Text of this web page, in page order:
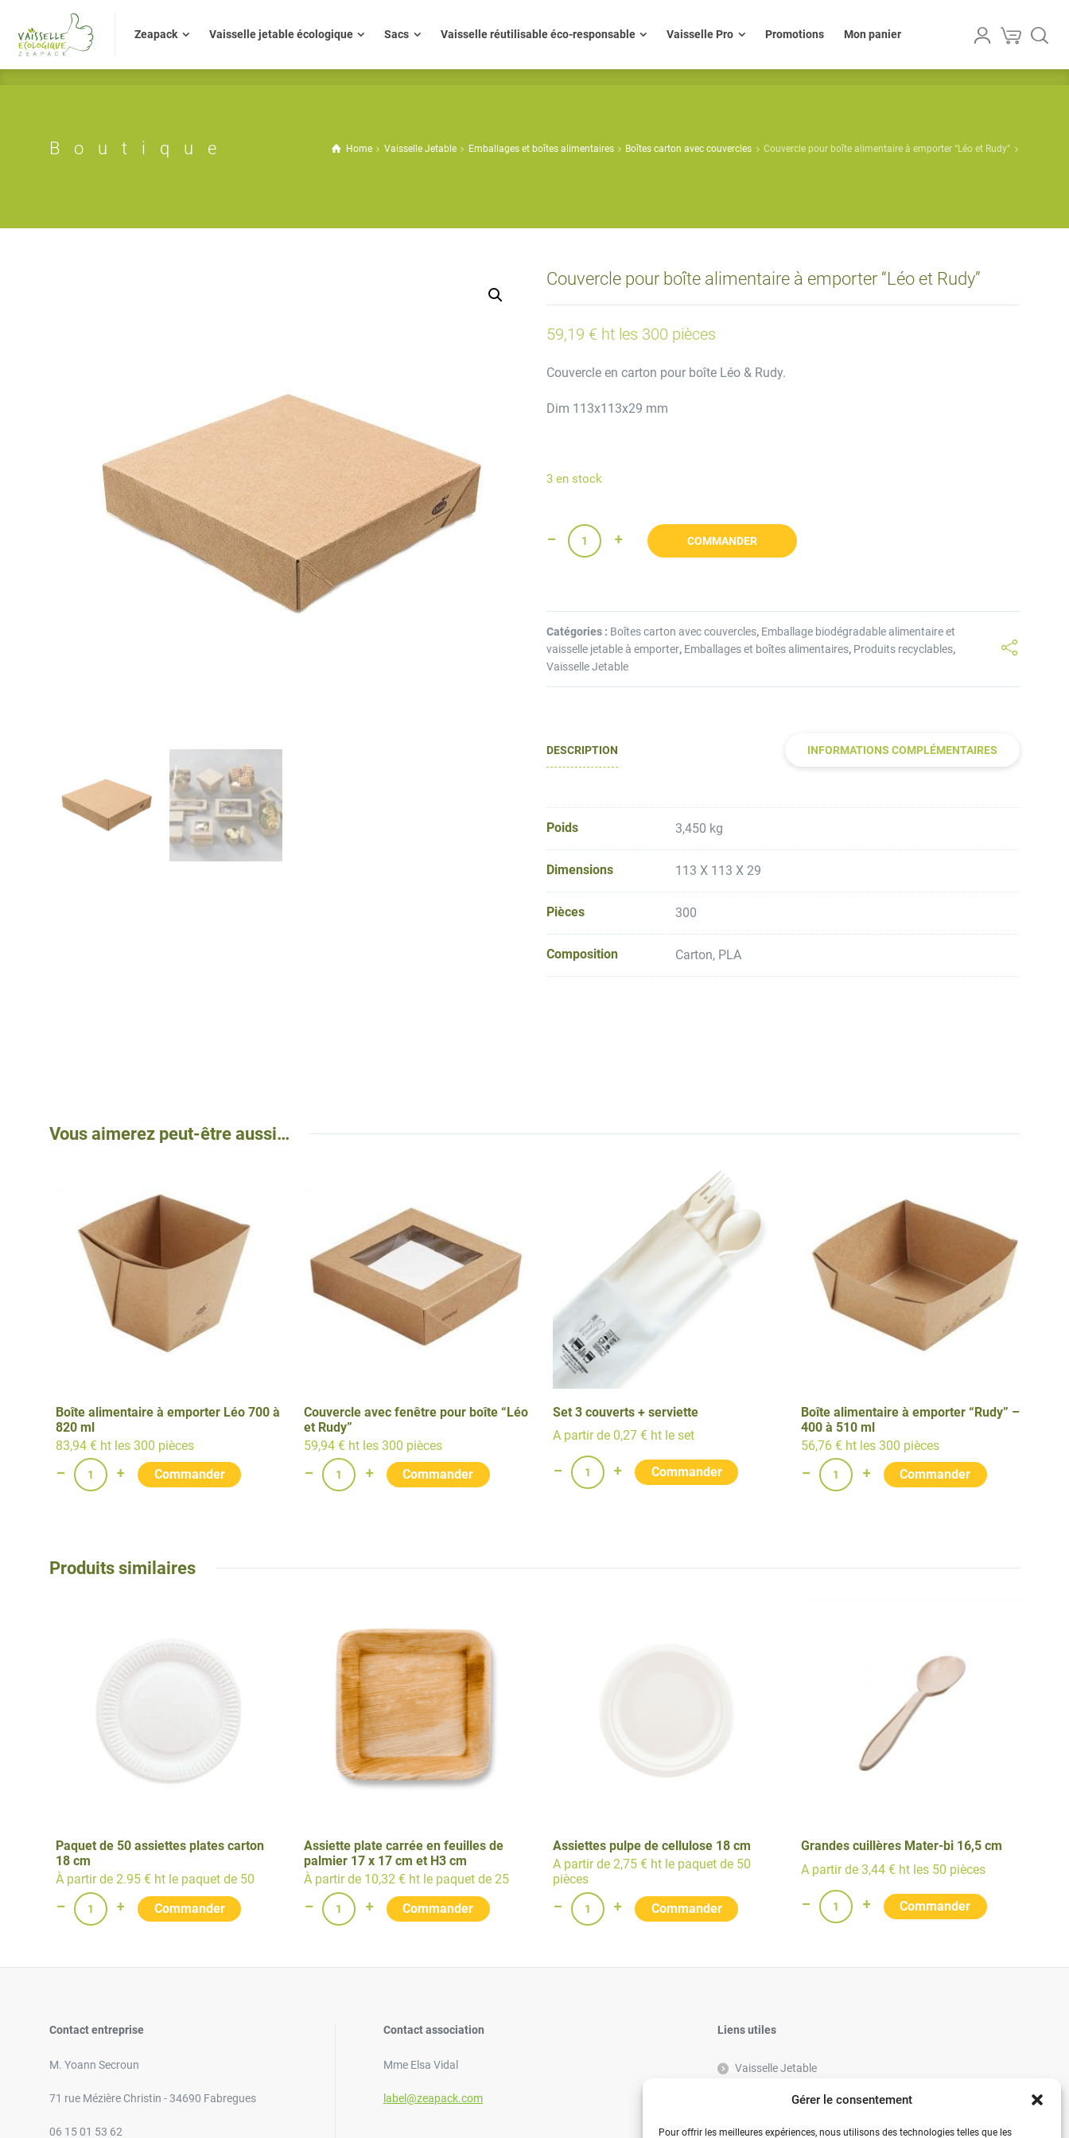
Gérer le consentement
Pour offrir les meilleures expériences, nous utilisons des technologies telles que les
Zeapack Vaisselle jetable écologique Sacs Vaisselle réutilisable éco-responsable Vaisselle Pro Promotions Mon panier
Boutique Home Vaisselle Jetable Emballages et boîtes alimentaires Boîtes carton avec couvercles Couvercle pour boîte alimentaire à emporter “Léo et Rudy”
Couvercle pour boîte alimentaire à emporter “Léo et Rudy”
59,19 € ht les 300 pièces
Couvercle en carton pour boîte Léo & Rudy.
Dim 113x113x29 mm
3 en stock
COMMANDER
Catégories : Boîtes carton avec couvercles, Emballage biodégradable alimentaire et
vaisselle jetable à emporter, Emballages et boîtes alimentaires, Produits recyclables,
Vaisselle Jetable
DESCRIPTION INFORMATIONS COMPLÉMENTAIRES
Poids 3,450 kg
Dimensions 113 X 113 X 29
Pièces 300
Composition Carton, PLA
Vous aimerez peut-être aussi…
Boîte alimentaire à emporter Léo 700 à
820 ml
83,94 € ht les 300 pièces
Couvercle avec fenêtre pour boîte “Léo
et Rudy”
59,94 € ht les 300 pièces
Set 3 couverts + serviette
A partir de 0,27 € ht le set
Boîte alimentaire à emporter “Rudy” –
400 à 510 ml
56,76 € ht les 300 pièces
Produits similaires
Paquet de 50 assiettes plates carton
18 cm
À partir de 2.95 € ht le paquet de 50
Assiette plate carrée en feuilles de
palmier 17 x 17 cm et H3 cm
À partir de 10,32 € ht le paquet de 25
Assiettes pulpe de cellulose 18 cm
A partir de 2,75 € ht le paquet de 50
pièces
Grandes cuillères Mater-bi 16,5 cm
A partir de 3,44 € ht les 50 pièces
Contact entreprise
M. Yoann Secroun
71 rue Mézière Christin - 34690 Fabregues
06 15 01 53 62
Contact association
Mme Elsa Vidal
label@zeapack.com
Liens utiles
Vaisselle Jetable
Vaisselle réutilisable éco-responsable